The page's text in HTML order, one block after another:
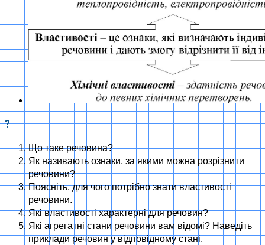
?
Що таке речовина?
Як називають ознаки, за якими можна розрізнити
речовини?
Поясніть, для чого потрібно знати властивості
речовини.
Які властивості характерні для речовин?
Які агрегатні стани речовини вам відомі? Наведіть
приклади речовин у відповідному стані.